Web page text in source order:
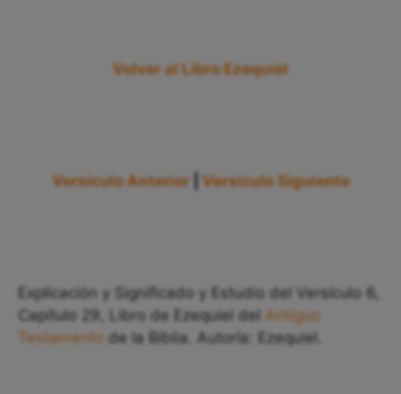
Volver al Libro Ezequiel
Versículo Anterior Versículo Siguiente
Explicación y Significado y Estudio del Versículo 6,
Capítulo 29, Libro de Ezequiel del Antiguo
Testamento de la Biblia. Autoría: Ezequiel.